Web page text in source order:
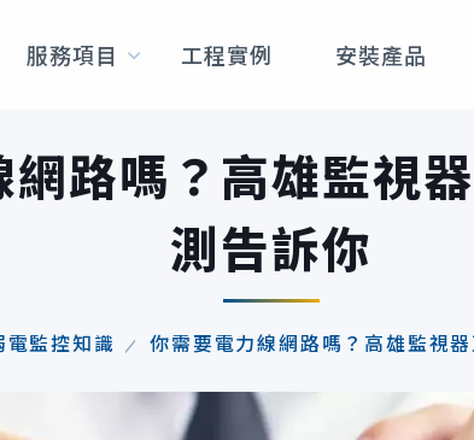
服務項目 工程實例 安裝產品
電監控知識 你需要電力線網路嗎？高雄監視
路嗎？高雄監視
測告訴你